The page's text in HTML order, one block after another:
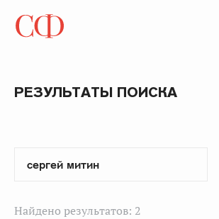
РЕЗУЛЬТАТЫ ПОИСКА
Найдено результатов: 2